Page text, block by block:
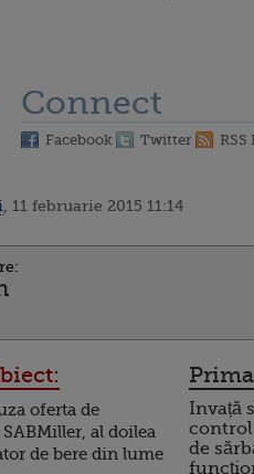
Connect
Facebook Twitter RSS
, 11 februarie 2015 11:14
oferta de
al doilea
de bere din lume
Invață
de